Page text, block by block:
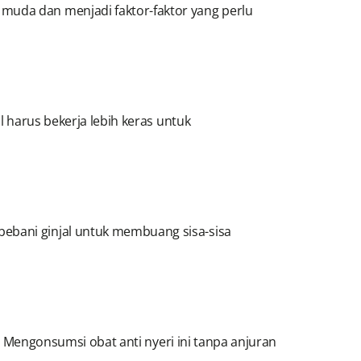
dan menjadi faktor-faktor yang perlu
harus bekerja lebih keras untuk
ginjal untuk membuang sisa-sisa
obat anti nyeri ini tanpa anjuran